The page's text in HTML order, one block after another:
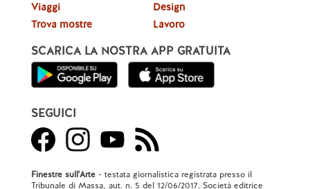
Viaggi
Trova mostre
Design
Lavoro
SCARICA LA NOSTRA APP GRATUITA
SEGUICI
Finestre sull'Arte- testata giornalistica registrata presso il
Tribunale di Massa, aut. n. 5 del 12/06/2017. Società editrice